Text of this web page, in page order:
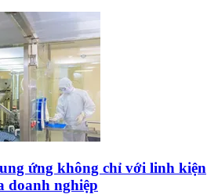
ứng không chỉ với linh kiện
doanh nghiệp